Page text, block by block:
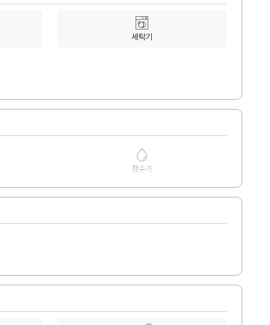
세탁기
정수기